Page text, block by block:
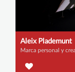
Aleix Plademunt
Marca personal y